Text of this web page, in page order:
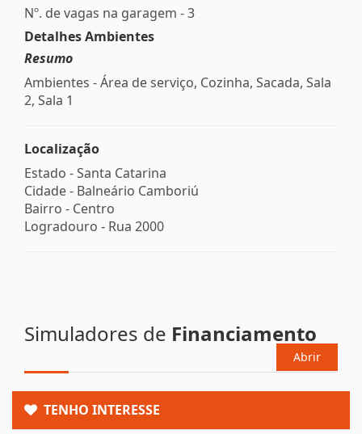
Nº. de vagas na garagem - 3
Detalhes Ambientes
Resumo
Ambientes - Área de serviço, Cozinha, Sacada, Sala
2, Sala 1
Localização
Estado -Santa Catarina
Cidade - Balneário Camboriú
Bairro - Centro
Logradouro - Rua 2000
Simuladores de Financiamento
Abrir
TENHO INTERESSE